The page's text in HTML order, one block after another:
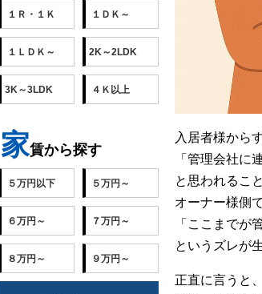
入居者様から
「管理会社に
と思われるこ
オーナー様側で
「ここまでが
というズレが
正直に言うと、
１Ｒ・１Ｋ １ＤＫ～
１ＬＤＫ～ 2K～2LDK
3K～3LDK ４Ｋ以上
家賃から探す
５万円以下 ５万円～
６万円～ ７万円～
８万円～ ９万円～